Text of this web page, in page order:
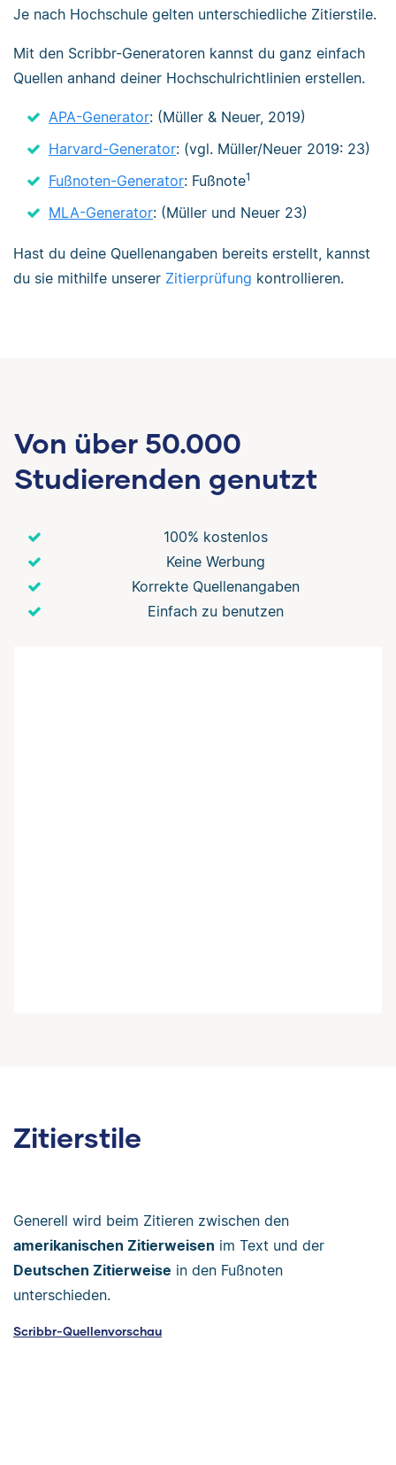
Je nach Hochschule gelten unterschiedliche Zitierstile.
Mit den Scribbr-Generatoren kannst du ganz einfach
Quellen anhand deiner Hochschulrichtlinien erstellen.
APA-Generator: (Müller & Neuer, 2019)
Harvard-Generator: (vgl. Müller/Neuer 2019: 23)
Fußnoten-Generator: Fußnote1
MLA-Generator: (Müller und Neuer 23)
Hast du deine Quellenangaben bereits erstellt, kannst
du sie mithilfe unserer Zitierprüfung kontrollieren.
Von über 50.000
Studierenden genutzt
100% kostenlos
Keine Werbung
Korrekte Quellenangaben
Einfach zu benutzen
Zitierstile
Generell wird beim Zitieren zwischen den
amerikanischen Zitierweisen im Text und der
Deutschen Zitierweise in den Fußnoten
unterschieden.
Scribbr-Quellenvorschau